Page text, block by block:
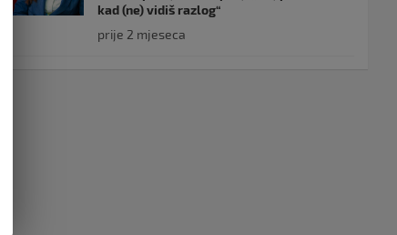
kad (ne) vidiš razlog“
prije 2 mjeseca